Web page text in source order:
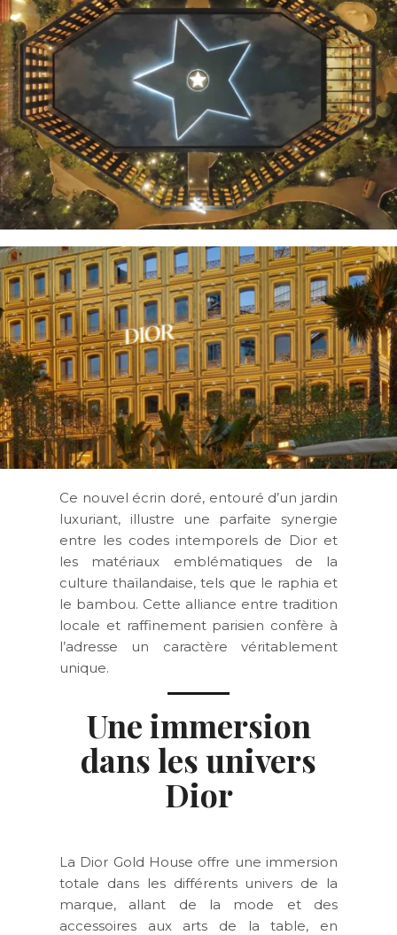
Ce nouvel écrin doré, entouré d’un jardin
luxuriant, illustre une parfaite synergie
entre les codes intemporels de Dior et
les matériaux emblématiques de la
culture thaïlandaise, tels que le raphia et
le bambou. Cette alliance entre tradition
locale et raffinement parisien confère à
l’adresse un caractère véritablement
unique.
Une immersion
dans les univers
Dior
La Dior Gold House offre une immersion
totale dans les différents univers de la
marque, allant de la mode et des
accessoires aux arts de la table, en